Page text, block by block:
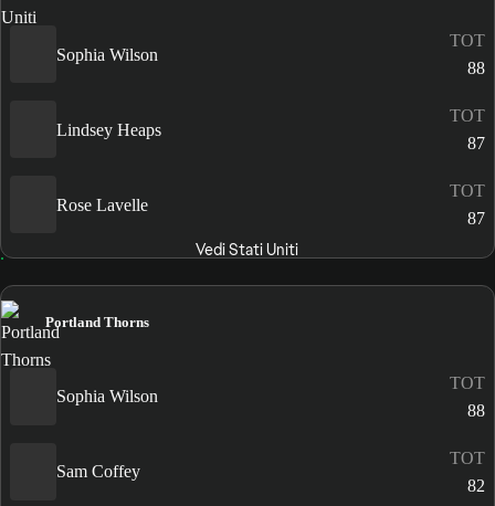
Sophia Wilson
TOT
88
Lindsey Heaps
TOT
87
Rose Lavelle
TOT
87
Vedi Stati Uniti
Portland Thorns
Sophia Wilson
TOT
88
Sam Coffey
TOT
82